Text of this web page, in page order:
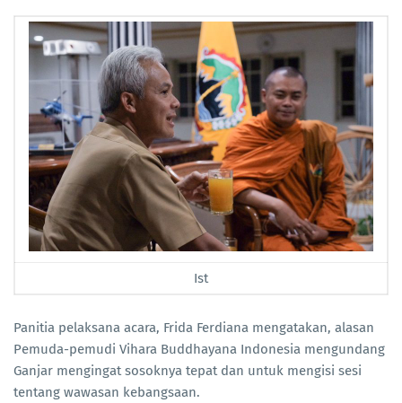
Ist
Panitia pelaksana acara, Frida Ferdiana mengatakan, alasan
Pemuda-pemudi Vihara Buddhayana Indonesia mengundang
Ganjar mengingat sosoknya tepat dan untuk mengisi sesi
tentang wawasan kebangsaan.